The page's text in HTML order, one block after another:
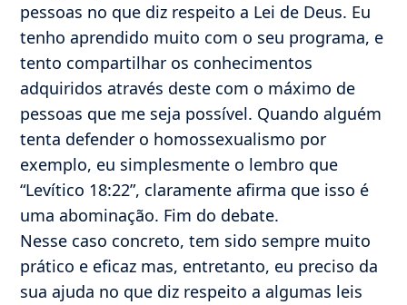
pessoas no que diz respeito a Lei de Deus. Eu
tenho aprendido muito com o seu programa, e
tento compartilhar os conhecimentos
adquiridos através deste com o máximo de
pessoas que me seja possível. Quando alguém
tenta defender o homossexualismo por
exemplo, eu simplesmente o lembro que
“Levítico 18:22”, claramente afirma que isso é
uma abominação. Fim do debate.
Nesse caso concreto, tem sido sempre muito
prático e eficaz mas, entretanto, eu preciso da
sua ajuda no que diz respeito a algumas leis